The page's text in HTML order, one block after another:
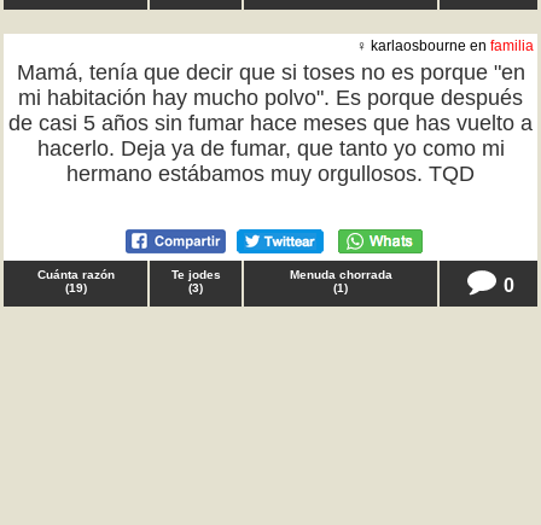
♀ karlaosbourne en familia
Mamá, tenía que decir que si toses no es porque "en
mi habitación hay mucho polvo". Es porque después
de casi 5 años sin fumar hace meses que has vuelto a
hacerlo. Deja ya de fumar, que tanto yo como mi
hermano estábamos muy orgullosos. TQD
Cuánta razón
(19)
Te jodes
(3)
Menuda chorrada
(1) 0